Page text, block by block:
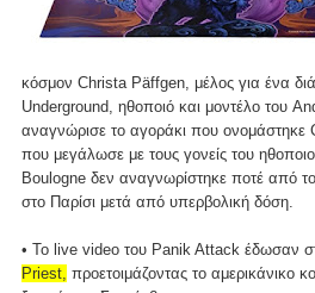
κόσμον Christa Päffgen, μέλος για ένα
Underground, ηθοποιό και μοντέλο του
αναγνώρισε το αγοράκι που ονομάστηκε
που μεγάλωσε με τους γονείς του
Boulogne δεν αναγνωρίστηκε ποτέ από
στο Παρίσι μετά από υπερβολική δόση.
• Το live video του Panik Attack έδωσαν
Priest, προετοιμάζοντας το αμερικάνικο